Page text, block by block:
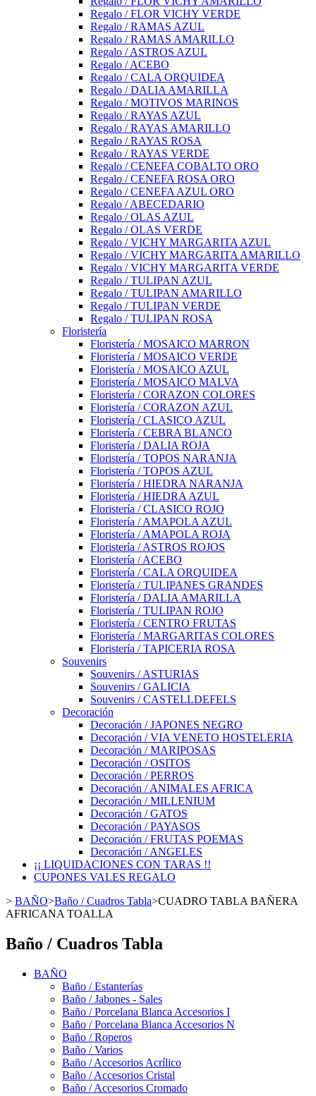
Regalo / FLOR VICHY VERDE
Regalo / RAMAS AZUL
Regalo / RAMAS AMARILLO
Regalo / ASTROS AZUL
Regalo / ACEBO
Regalo / CALA ORQUIDEA
Regalo / DALIA AMARILLA
Regalo / MOTIVOS MARINOS
Regalo / RAYAS AZUL
Regalo / RAYAS AMARILLO
Regalo / RAYAS ROSA
Regalo / RAYAS VERDE
Regalo / CENEFA COBALTO ORO
Regalo / CENEFA ROSA ORO
Regalo / CENEFA AZUL ORO
Regalo / ABECEDARIO
Regalo / OLAS AZUL
Regalo / OLAS VERDE
Regalo / VICHY MARGARITA AZUL
Regalo / VICHY MARGARITA AMARILLO
Regalo / VICHY MARGARITA VERDE
Regalo / TULIPAN AZUL
Regalo / TULIPAN AMARILLO
Regalo / TULIPAN VERDE
Regalo / TULIPAN ROSA
Floristería
Floristería / MOSAICO MARRON
Floristería / MOSAICO VERDE
Floristería / MOSAICO AZUL
Floristería / MOSAICO MALVA
Floristería / CORAZON COLORES
Floristería / CORAZON AZUL
Floristería / CLASICO AZUL
Floristería / CEBRA BLANCO
Floristería / DALIA ROJA
Floristería / TOPOS NARANJA
Floristería / TOPOS AZUL
Floristería / HIEDRA NARANJA
Floristería / HIEDRA AZUL
Floristería / CLASICO ROJO
Floristería / AMAPOLA AZUL
Floristería / AMAPOLA ROJA
Floristería / ASTROS ROJOS
Floristería / ACEBO
Floristería / CALA ORQUIDEA
Floristería / TULIPANES GRANDES
Floristería / DALIA AMARILLA
Floristería / TULIPAN ROJO
Floristería / CENTRO FRUTAS
Floristería / MARGARITAS COLORES
Floristería / TAPICERIA ROSA
Souvenirs
Souvenirs / ASTURIAS
Souvenirs / GALICIA
Souvenirs / CASTELLDEFELS
Decoración
Decoración / JAPONES NEGRO
Decoración / VIA VENETO HOSTELERIA
Decoración / MARIPOSAS
Decoración / OSITOS
Decoración / PERROS
Decoración / ANIMALES AFRICA
Decoración / MILLENIUM
Decoración / GATOS
Decoración / PAYASOS
Decoración / FRUTAS POEMAS
Decoración / ANGELES
¡¡ LIQUIDACIONES CON TARAS !!
CUPONES VALES REGALO
> BAÑO>Baño / Cuadros Tabla>CUADRO TABLA BAÑERA
AFRICANA TOALLA
Baño / Cuadros Tabla
BAÑO
Baño / Estanterías
Baño / Jabones - Sales
Baño / Porcelana Blanca Accesorios I
Baño / Porcelana Blanca Accesorios N
Baño / Roperos
Baño / Varios
Baño / Accesorios Acrílico
Baño / Accesorios Cristal
Baño / Accesorios Cromado